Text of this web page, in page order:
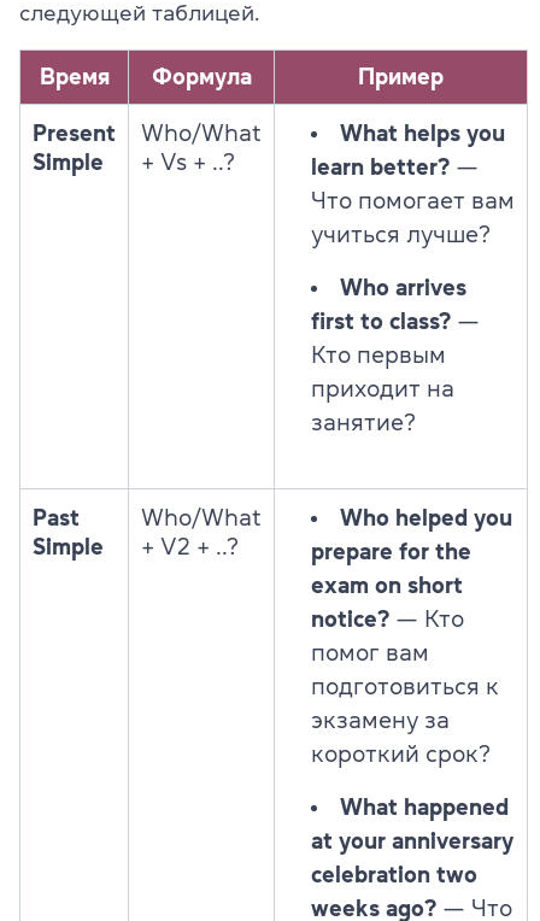
следующей таблицей.
Время Формула Пример
Present
Simple
Who/What
+ Vs + ..?
What helps you
learn better? —
Что помогает вам
учиться лучше?
Who arrives
first to class? —
Кто первым
приходит на
занятие?
Past
Simple
Who/What
+ V2 + ..?
Who helped you
prepare for the
exam on short
notice? — Кто
помог вам
подготовиться к
экзамену за
короткий срок?
What happened
at your anniversary
celebration two
weeks ago? — Что